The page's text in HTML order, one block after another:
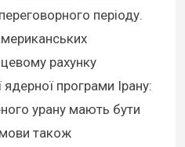
періоду.
рахунку
ядерної програми Ірану:
урану мають бути
також